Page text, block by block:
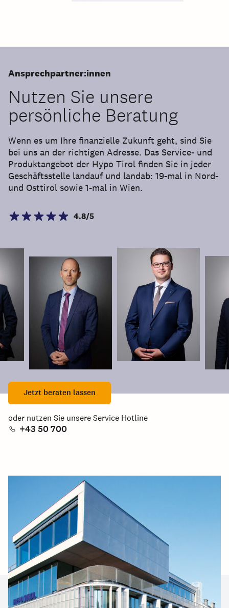
Ansprechpartner:innen
Nutzen Sie unsere
persönliche Beratung
Wenn es um Ihre finanzielle Zukunft geht, sind Sie
bei uns an der richtigen Adresse. Das Service- und
Produktangebot der Hypo Tirol finden Sie in jeder
Geschäftsstelle landauf und landab: 19-mal in Nord-
und Osttirol sowie 1-mal in Wien.
4.8/5
Jetzt beraten lassen
oder nutzen Sie unsere Service Hotline
+43 50 700